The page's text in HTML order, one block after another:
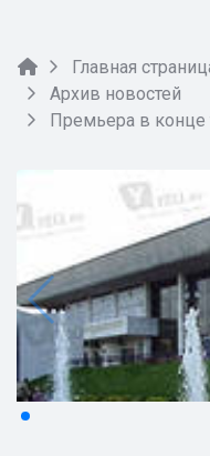
Главная
Архив новостей
Премьера в конце